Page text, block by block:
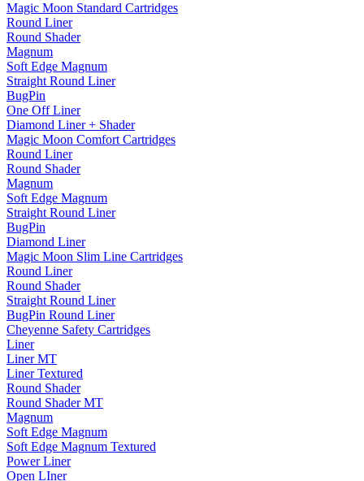
Magic Moon Standard Cartridges
Round Liner
Round Shader
Magnum
Soft Edge Magnum
Straight Round Liner
BugPin
One Off Liner
Diamond Liner + Shader
Magic Moon Comfort Cartridges
Round Liner
Round Shader
Magnum
Soft Edge Magnum
Straight Round Liner
BugPin
Diamond Liner
Magic Moon Slim Line Cartridges
Round Liner
Round Shader
Straight Round Liner
BugPin Round Liner
Cheyenne Safety Cartridges
Liner
Liner MT
Liner Textured
Round Shader
Round Shader MT
Magnum
Soft Edge Magnum
Soft Edge Magnum Textured
Power Liner
Open LIner